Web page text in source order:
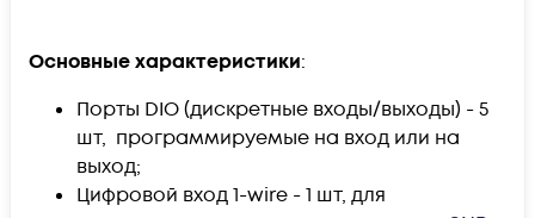
Основные характеристики:
Порты DIO (дискретные входы/выходы) - 5
шт, программируемые на вход или на
выход;
Цифровой вход 1-wire - 1 шт, для